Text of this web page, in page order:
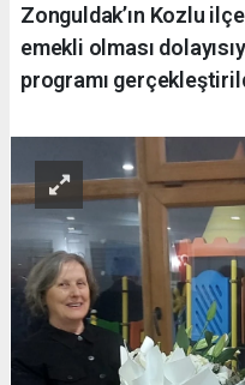
Zonguldak’ın Kozlu
emekli olması
programı